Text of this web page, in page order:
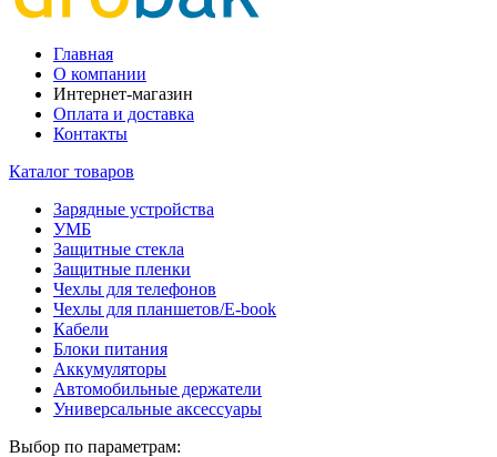
Главная
О компании
Интернет-магазин
Оплата и доставка
Контакты
Каталог товаров
Зарядные устройства
УМБ
Защитные стекла
Защитные пленки
Чехлы для телефонов
Чехлы для планшетов/E-book
Кабели
Блоки питания
Аккумуляторы
Автомобильные держатели
Универсальные аксессуары
Выбор по параметрам: